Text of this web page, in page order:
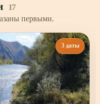
17
первыми.
3 даты